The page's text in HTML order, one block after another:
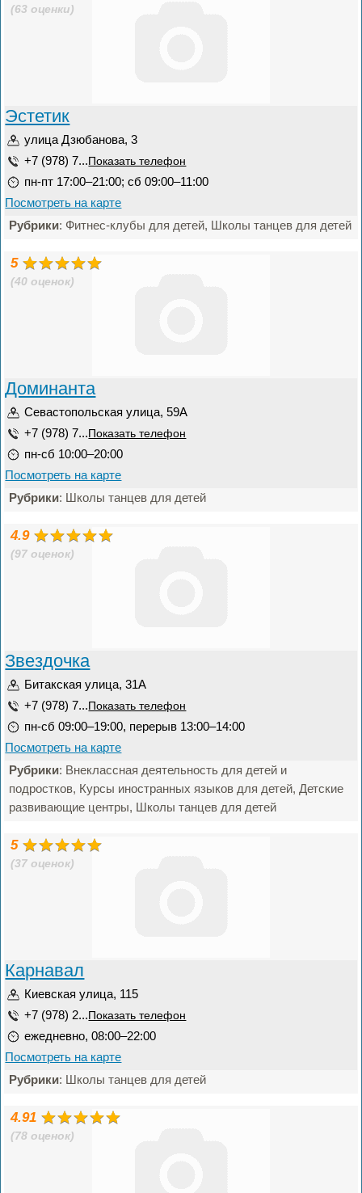
(63 оценки)
Эстетик
улица Дзюбанова, 3
+7 (978) 7... Показать телефон
пн-пт 17:00–21:00; сб 09:00–11:00
Посмотреть на карте
Рубрики: Фитнес-клубы для детей, Школы танцев для детей
5
(40 оценок)
Доминанта
Севастопольская улица, 59А
+7 (978) 7... Показать телефон
пн-сб 10:00–20:00
Посмотреть на карте
Рубрики: Школы танцев для детей
4.9
(97 оценок)
Звездочка
Битакская улица, 31А
+7 (978) 7... Показать телефон
пн-сб 09:00–19:00, перерыв 13:00–14:00
Посмотреть на карте
Рубрики: Внеклассная деятельность для детей и
подростков, Курсы иностранных языков для детей, Детские
развивающие центры, Школы танцев для детей
5
(37 оценок)
Карнавал
Киевская улица, 115
+7 (978) 2... Показать телефон
ежедневно, 08:00–22:00
Посмотреть на карте
Рубрики: Школы танцев для детей
4.91
(78 оценок)